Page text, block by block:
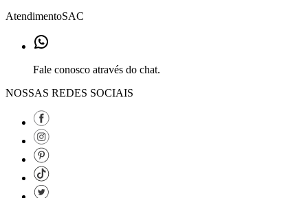
AtendimentoSAC
Fale conosco através do chat.
NOSSAS REDES SOCIAIS